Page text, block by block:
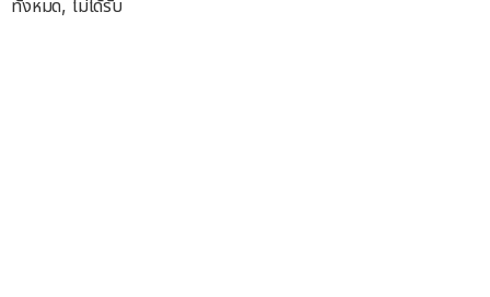
ทั้งหมด, ไม่ได้รับ